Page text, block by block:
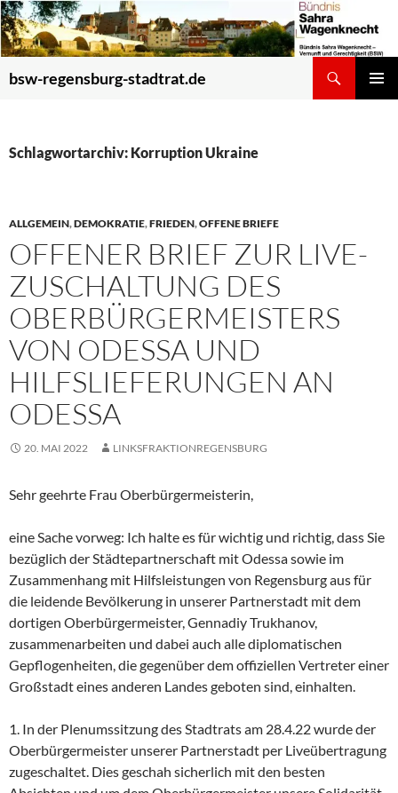
Zum
Inhalt
springen
bsw-regensburg-stadtrat.de
Schlagwortarchiv: Korruption Ukraine
ALLGEMEIN,DEMOKRATIE,FRIEDEN,OFFENE BRIEFE
OFFENER BRIEF ZUR LIVE-
ZUSCHALTUNG DES
OBERBÜRGERMEISTERS
VON ODESSA UND
HILFSLIEFERUNGEN AN
ODESSA
20. MAI 2022 LINKSFRAKTIONREGENSBURG
Sehr geehrte Frau Oberbürgermeisterin,
eine Sache vorweg: Ich halte es für wichtig und richtig, dass Sie
bezüglich der Städtepartnerschaft mit Odessa sowie im
Zusammenhang mit Hilfsleistungen von Regensburg aus für
die leidende Bevölkerung in unserer Partnerstadt mit dem
dortigen Oberbürgermeister, Gennadiy Trukhanov,
zusammenarbeiten und dabei auch alle diplomatischen
Gepflogenheiten, die gegenüber dem offiziellen Vertreter einer
Großstadt eines anderen Landes geboten sind, einhalten.
1. In der Plenumssitzung des Stadtrats am 28.4.22 wurde der
Oberbürgermeister unserer Partnerstadt per Liveübertragung
zugeschaltet. Dies geschah sicherlich mit den besten